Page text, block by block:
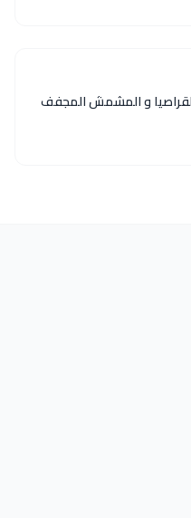
و المشمش المجفف